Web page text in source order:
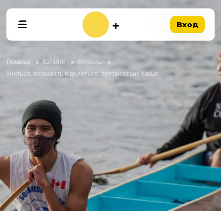
Вход
Главная Каталог
Фильмы
Учиться, познавать и делиться: путешествие Кикья